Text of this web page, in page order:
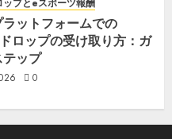
プとeスポーツ報酬
ットフォームでの
ロップの受け取り方：ガ
ップ
0